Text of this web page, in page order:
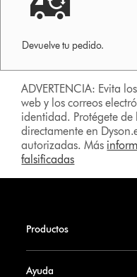
Devuelve tu pedido.
ADVERTENCIA: Evita
web y los correos
identidad. Protégete
directamente en
autorizadas. Más
falsificadas
Productos
Ayuda